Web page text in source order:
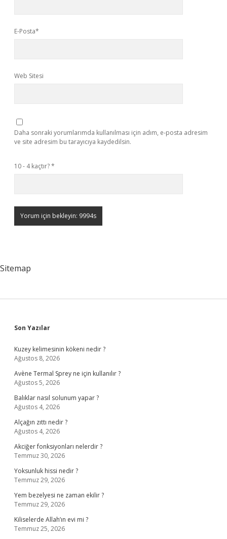
E-Posta*
Web Sitesi
Daha sonraki yorumlarımda kullanılması için adım, e-posta adresim
ve site adresim bu tarayıcıya kaydedilsin.
10 - 4 kaçtır?*
Sitemap
Sidebar
Son Yazılar
Kuzey kelimesinin kökeni nedir ?
Ağustos 8, 2026
Avène Termal Sprey ne için kullanılır ?
Ağustos 5, 2026
Balıklar nasıl solunum yapar ?
Ağustos 4, 2026
Alçağın zıttı nedir ?
Ağustos 4, 2026
Akciğer fonksiyonları nelerdir ?
Temmuz 30, 2026
Yoksunluk hissi nedir ?
Temmuz 29, 2026
Yem bezelyesi ne zaman ekilir ?
Temmuz 29, 2026
Kiliselerde Allah’ın evi mi ?
Temmuz 25, 2026